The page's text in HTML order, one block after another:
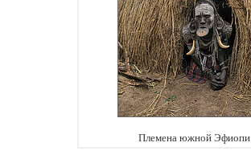
Племена южной Эфиопи